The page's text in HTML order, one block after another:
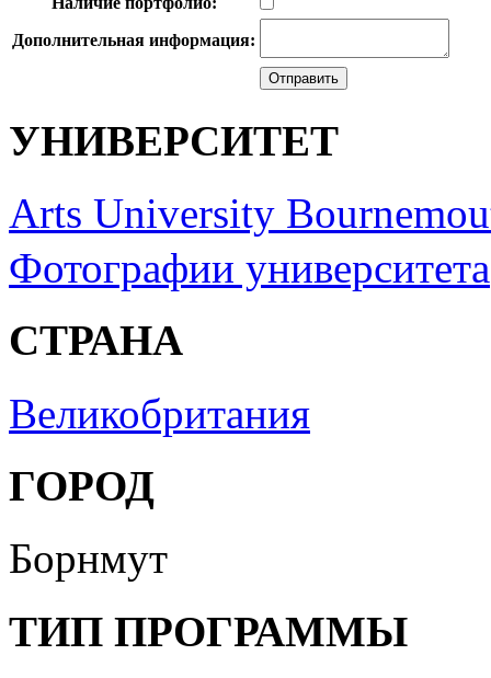
Дополнительная информация:
УНИВЕРСИТЕТ
Arts University
Фотографии университета
СТРАНА
Великобритания
ГОРОД
Борнмут
ТИП ПРОГРАММЫ